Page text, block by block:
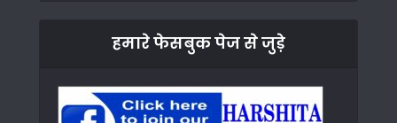
हमारे फेसबुक पेज से जुड़े